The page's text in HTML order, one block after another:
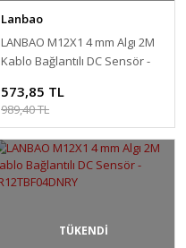
Lanbao
LANBAO M12X1 4 mm Algı 2M
Kablo Bağlantılı DC Sensör -
573,85 TL
989,40 TL
TÜKENDİ